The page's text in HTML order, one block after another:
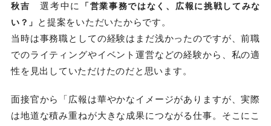
秋吉 選考中に
「営業事務ではなく、広報に挑戦してみな
い？」
と提案をいただいたからです。
当時は事務職としての経験はまだ浅かったのですが、前職
でのライティングやイベント運営などの経験から、私の適
性を見出していただけたのだと思います。
面接官から「広報は華やかなイメージがありますが、実際
は地道な積み重ねが大きな成果につながる仕事。そこにこ